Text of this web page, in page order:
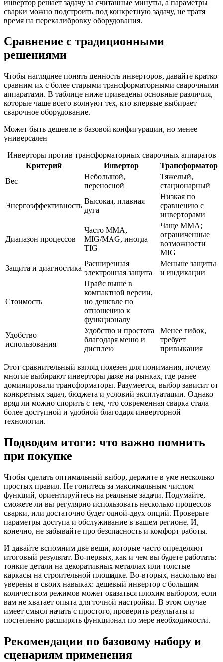
инвертор решает задачу за считанные минуты, а параметры
сварки можно подстроить под конкретную задачу, не тратя
время на перекалибровку оборудования.
Сравнение с традиционными
решениями
Чтобы нагляднее понять ценность инверторов, давайте кратко
сравним их с более старыми трансформаторными сварочными
аппаратами. В таблице ниже приведены основные различия,
которые чаще всего волнуют тех, кто впервые выбирает
сварочное оборудование.
Может быть дешевле в базовой конфигурации, но менее
универсален
Инверторы против трансформаторных сварочных аппаратов
Критерий
Инвертор
Трансформатор
Вес
Небольшой,
переносной
Тяжелый,
стационарный
Энергоэффективность
Высокая, плавная
дуга
Низкая по
сравнению с
инверторами
Диапазон процессов
Часто MMA,
MIG/MAG, иногда
TIG
Чаще MMA;
ограниченные
возможности
MIG
Защита и диагностика
Расширенная
электронная защита
Меньше защиты
и индикации
Стоимость
Прайс выше в
компактной версии,
но дешевле по
отношению к
функционалу
Удобство
использования
Удобство и простота
благодаря меню и
дисплею
Менее гибок,
требует
привыкания
Этот сравнительный взгляд полезен для понимания, почему
многие выбирают инверторы даже на рынках, где ранее
доминировали трансформаторы. Разумеется, выбор зависит от
конкретных задач, бюджета и условий эксплуатации. Однако
вряд ли можно спорить с тем, что современная сварка стала
более доступной и удобной благодаря инверторной
технологии.
Подводим итоги: что важно помнить
при покупке
Чтобы сделать оптимальный выбор, держите в уме несколько
простых правил. Не гонитесь за максимальным числом
функций, ориентируйтесь на реальные задачи. Подумайте,
сможете ли вы регулярно использовать несколько процессов
сварки, или достаточно будет одной-двух опций. Проверьте
параметры доступа и обслуживание в вашем регионе. И,
конечно, не забывайте про безопасность и комфорт работы.
И давайте вспомним две вещи, которые часто определяют
итоговый результат. Во-первых, как и чем вы будете работать:
тонкие детали на декоративных металлах или толстые
каркасы на строительной площадке. Во-вторых, насколько вы
уверены в своих навыках: дешевый инвертор с большим
количеством режимов может оказаться плохим выбором, если
вам не хватает опыта для точной настройки. В этом случае
имеет смысл начать с простого, проверить результаты и
постепенно расширять функционал по мере необходимости.
Рекомендации по базовому набору и
сценариям применения